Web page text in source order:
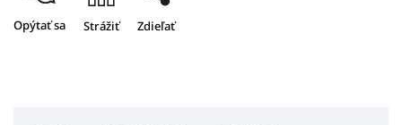
Opýtať sa Strážiť Zdieľať